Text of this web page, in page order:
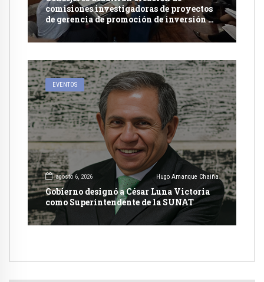
comisiones investigadoras de proyectos
de gerencia de promoción de inversión y
carretera en Caylloma
EVENTOS
agosto 6, 2026 Hugo Amanque Chaiña
Gobierno designó a César Luna Victoria
como Superintendente de la SUNAT